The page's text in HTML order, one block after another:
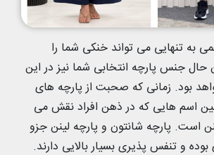
به تنهایی می تواند خنکی شما را
حال جنس پارچه انتخابی شما نیز در این
بود. زمانی که صحبت از پارچه های
اسم هایی که در ذهن افراد نقش می
است. پارچه شانتون و پارچه لینن جزو
و تنفس پذیری بسیار بالایی دارند.